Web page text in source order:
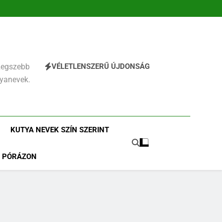
VÉLETLENSZERŰ ÚJDONSÁG
KUTYA NEVEK SZÍN SZERINT
PÓRÁZON